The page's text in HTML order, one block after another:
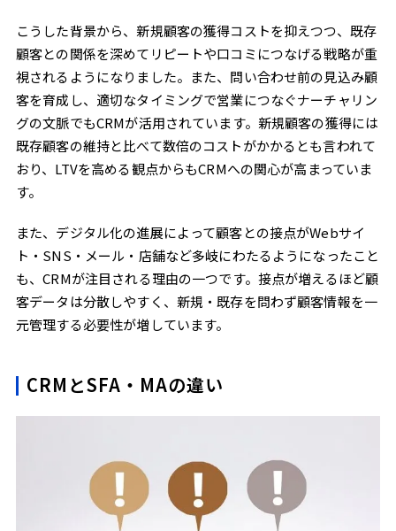
こうした背景から、新規顧客の獲得コストを抑えつつ、既存
顧客との関係を深めてリピートや口コミにつなげる戦略が重
視されるようになりました。また、問い合わせ前の見込み顧
客を育成し、適切なタイミングで営業につなぐナーチャリン
グの文脈でもCRMが活用されています。新規顧客の獲得には
既存顧客の維持と比べて数倍のコストがかかるとも言われて
おり、LTVを高める観点からもCRMへの関心が高まっていま
す。
また、デジタル化の進展によって顧客との接点がWebサイ
ト・SNS・メール・店舗など多岐にわたるようになったこと
も、CRMが注目される理由の一つです。接点が増えるほど顧
客データは分散しやすく、新規・既存を問わず顧客情報を一
元管理する必要性が増しています。
CRMとSFA・MAの違い